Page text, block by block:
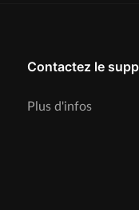
Contactez le
Plus d'infos